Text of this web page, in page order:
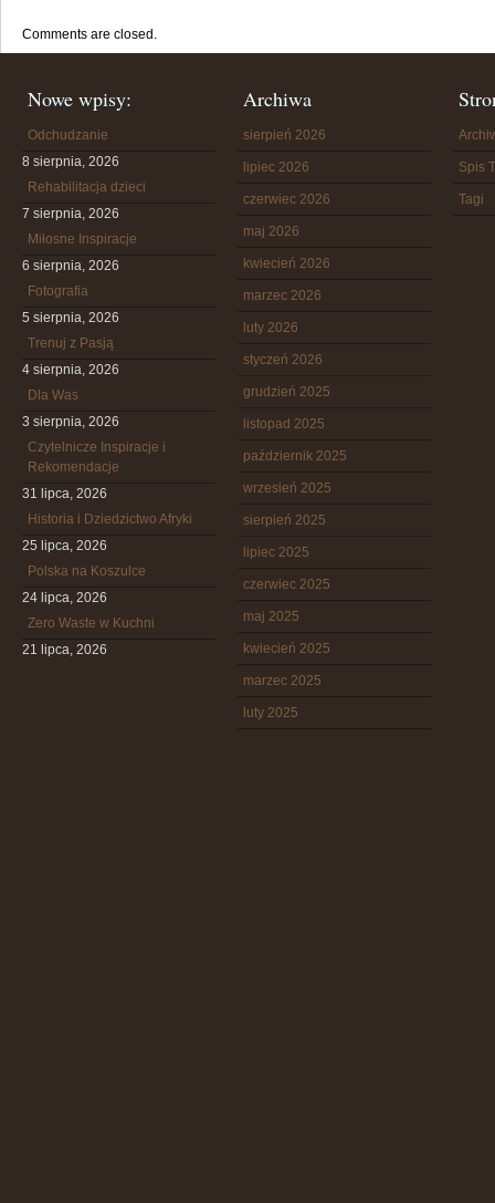
Comments are closed.
Nowe wpisy:
Odchudzanie
8 sierpnia, 2026
Rehabilitacja dzieci
7 sierpnia, 2026
Miłosne Inspiracje
6 sierpnia, 2026
Fotografia
5 sierpnia, 2026
Trenuj z Pasją
4 sierpnia, 2026
Dla Was
3 sierpnia, 2026
Czytelnicze Inspiracje i
Rekomendacje
31 lipca, 2026
Historia i Dziedzictwo Afryki
25 lipca, 2026
Polska na Koszulce
24 lipca, 2026
Zero Waste w Kuchni
21 lipca, 2026
Archiwa
sierpień 2026
lipiec 2026
czerwiec 2026
maj 2026
kwiecień 2026
marzec 2026
luty 2026
styczeń 2026
grudzień 2025
listopad 2025
październik 2025
wrzesień 2025
sierpień 2025
lipiec 2025
czerwiec 2025
maj 2025
kwiecień 2025
marzec 2025
luty 2025
Spis
Tagi